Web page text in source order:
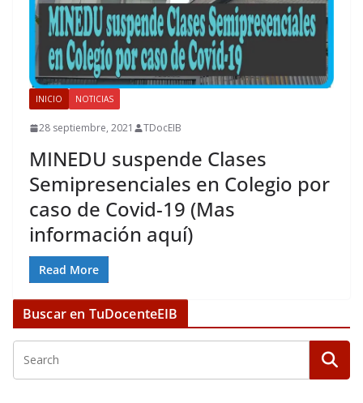
INICIO NOTICIAS
28 septiembre, 2021 TDocEIB
MINEDU suspende Clases
Semipresenciales en Colegio por
caso de Covid-19 (Mas
información aquí)
Read More
Buscar en TuDocenteEIB